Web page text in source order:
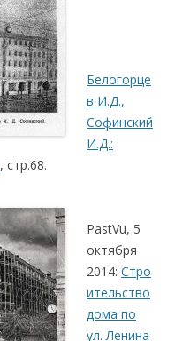
Белогорце
в И.Д.,
Софинский
И.Д.:
, стр.68.
PastVu, 5
октября
2014: Стро
ительство
дома по
ул. Ленина